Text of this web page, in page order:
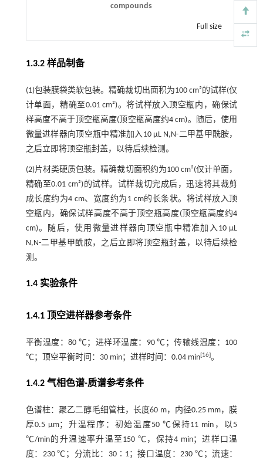
compounds
Full size
1.3.2 样品制备
(1)包装膜袋类软包装。精确裁切出面积为100 cm²的试样(仅
计单面，精确至0.01 cm²)。将试样放入顶空瓶内，确保试
样高度不高于顶空瓶高度(顶空瓶高度约4 cm)。随后，使用
微量进样器向顶空瓶中精准加入10 μL N,N-二甲基甲酰胺，
之后立即将顶空瓶封盖，以待后续检测。
(2)片材类硬质包装。精确裁切面积约为100 cm²(仅计单面，
精确至0.01 cm²)的试样。试样裁切完成后，迅速将其裁剪
成长度约为4 cm、宽度约为1 cm的长条状。将试样放入顶
空瓶内，确保试样高度不高于顶空瓶高度(顶空瓶高度约4
cm)。随后，使用微量进样器向顶空瓶中精准加入10 μL
N,N-二甲基甲酰胺，之后立即将顶空瓶封盖，以待后续检
测。
1.4 实验条件
1.4.1 顶空进样器参考条件
平衡温度：80 ℃；进样环温度：90 ℃；传输线温度：100
℃；顶空平衡时间：30 min；进样时间：0.04 min[16]。
1.4.2 气相色谱-质谱参考条件
色谱柱：聚乙二醇毛细管柱，长度60 m，内径0.25 mm，膜
厚0.5 μm；升温程序：初始温度50 ℃保持11 min，以5
℃/min的升温速率升温至150 ℃，保持4 min；进样口温
度：230 ℃；分流比：30∶1；接口温度：230 ℃；流速：